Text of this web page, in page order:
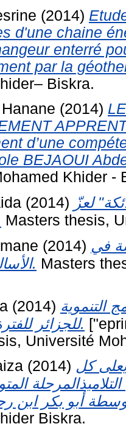
(2014)
d'une chaine
enterré
par la
Biskra.
(2014)
d’une
BEJAOUI
Khider -
(2014) لعزّ
Masters thesis,
(2014) في
الأساليب المعاصرة. Masters
(2014) التنموية
للجزائر للفترة 2005-2014.
Université
(2014) كل
Biskra.